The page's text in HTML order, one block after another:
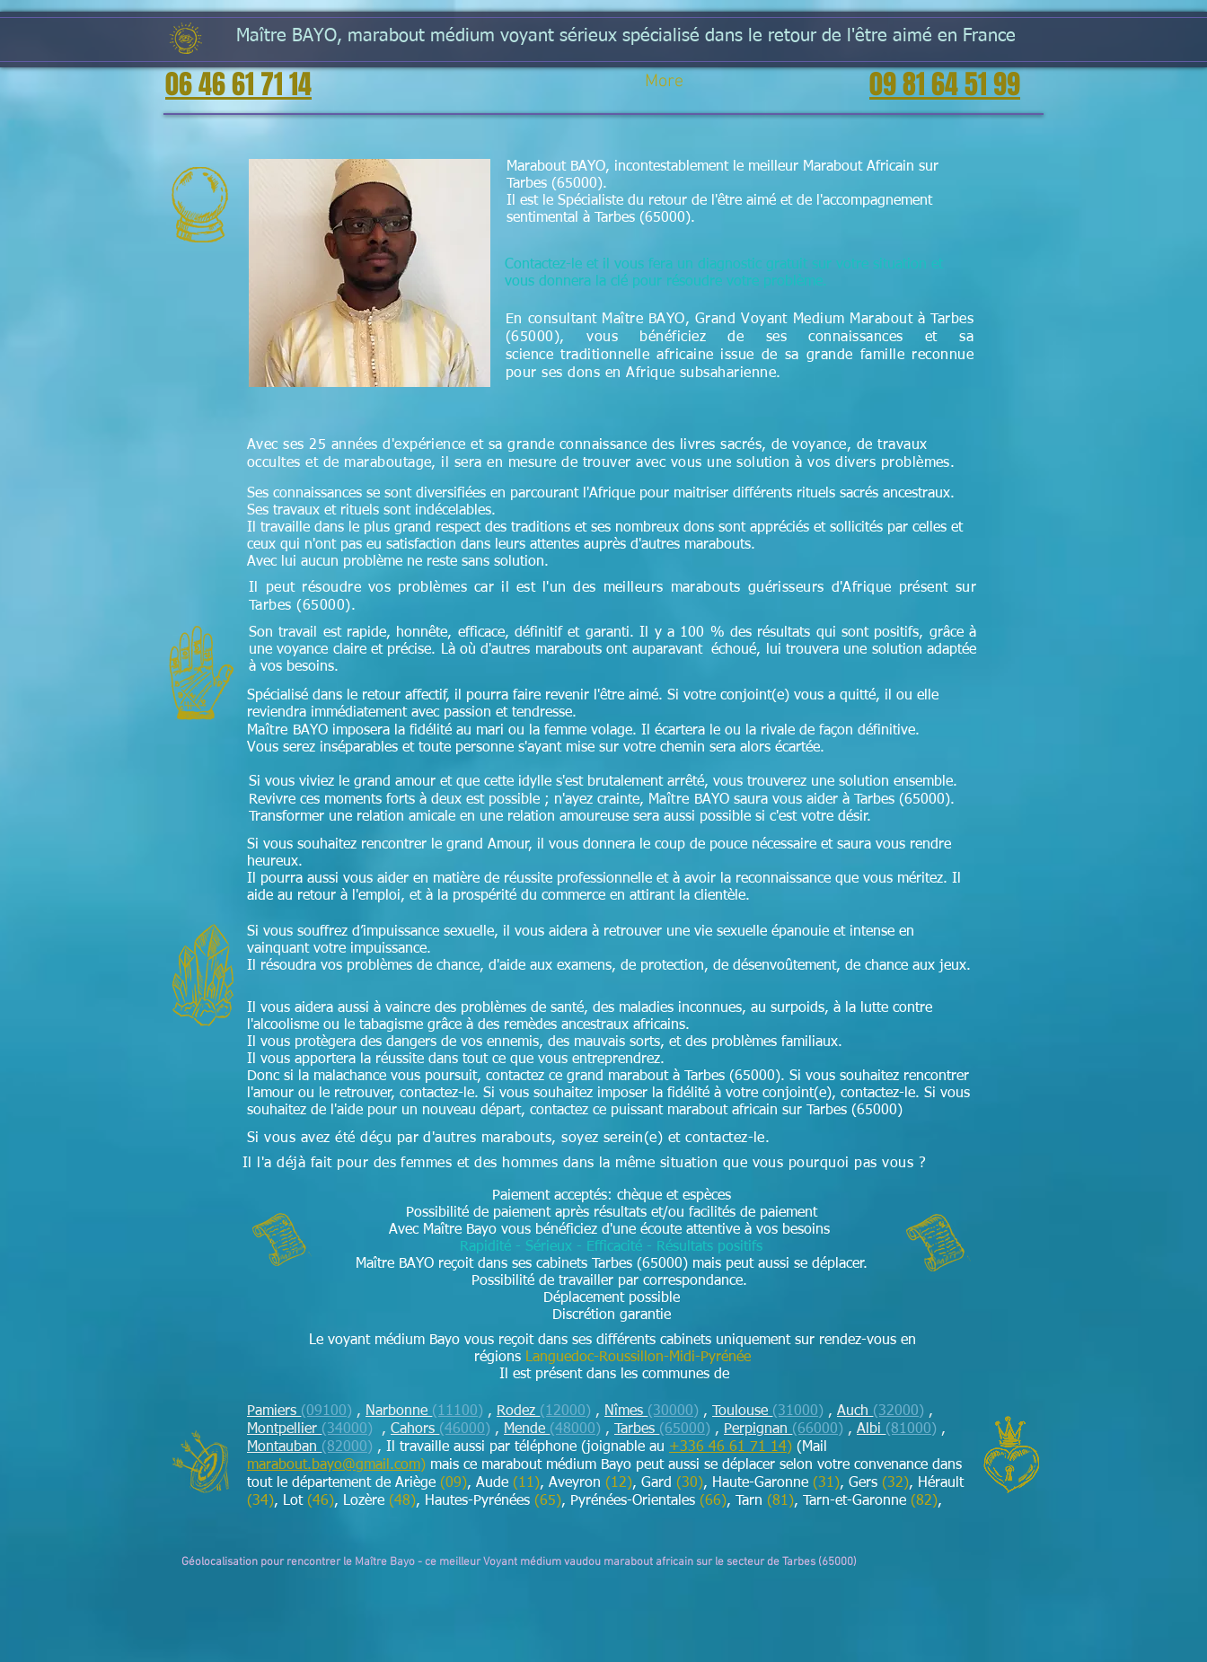
Maître BAYO, marabout médium voyant sérieux spécialisé dans le retour de l'être aimé en France
06 46 61 71 14 More 09 81 64 51 99
Marabout BAYO, incontestablement le meilleur Marabout Africain sur
Tarbes (65000).
Il est le Spécialiste du retour de l'être aimé et de l'accompagnement
sentimental à Tarbes (65000).
Contactez-le et il vous fera un diagnostic gratuit sur votre situation et
vous donnera la clé pour résoudre votre problème.
En consultant Maître BAYO, Grand Voyant Medium Marabout à Tarbes
(65000), vous bénéficiez de ses connaissances et sa
sciencetraditionnelle africaine issue de sa grande famille reconnue
pour ses dons en Afrique subsaharienne.
Avec ses 25 années d'expérience et sa grande connaissance des livres sacrés, de voyance, de travaux
occultes et de maraboutage, il sera en mesure de trouver avec vous une solution à vos divers problèmes.
Ses connaissances se sont diversifiées en parcourant l'Afrique pour maitriser différents rituels sacrés ancestraux.
Ses travaux et rituels sont indécelables.
Il travaille dans le plus grand respect des traditions et ses nombreux dons sont appréciés et sollicités par celles et
ceux qui n'ont pas eu satisfaction dans leurs attentes auprès d'autres marabouts.
Avec lui aucun problème ne reste sans solution.
Il peut résoudre vos problèmes car il est l'un des meilleurs marabouts guérisseurs d'Afrique présent sur
Tarbes (65000).
Son travail est rapide, honnête, efficace, définitif et garanti. Il y a 100 % des résultats qui sont positifs, grâce à
une voyance claire et précise. Là où d'autres marabouts ont auparavant échoué, lui trouvera une solution adaptée
à vos besoins.
Spécialisé dans le retour affectif, il pourra faire revenir l'être aimé. Si votre conjoint(e) vous a quitté, il ou elle
reviendra immédiatement avec passion et tendresse.
Maître BAYO imposera la fidélité au mari ou la femme volage. Il écartera le ou la rivale de façon définitive.
Vous serez inséparables et toute personne s'ayant mise sur votre chemin sera alors écartée.
Si vous viviez le grand amour et que cette idylle s'est brutalement arrêté, vous trouverez une solution ensemble.
Revivre ces moments forts à deux est possible ; n'ayez crainte, Maître BAYO saura vous aider à Tarbes (65000).
Transformer une relation amicale en une relation amoureuse sera aussi possible si c'est votre désir.
Si vous souhaitez rencontrer le grand Amour, il vous donnera le coup de pouce nécessaire et saura vous rendre
heureux.
Il pourra aussi vous aider en matière de réussite professionnelle et à avoir la reconnaissance que vous méritez. Il
aide au retour à l'emploi, et à la prospérité du commerce en attirant la clientèle.
Si vous souffrez d’impuissance sexuelle, il vous aidera à retrouver une vie sexuelle épanouie et intense en
vainquant votre impuissance.
Il résoudra vos problèmes de chance, d'aide aux examens, de protection, de désenvoûtement, de chance aux jeux.
Il vous aidera aussi à vaincre des problèmes de santé, des maladies inconnues, au surpoids, à la lutte contre
l'alcoolisme ou le tabagisme grâce à des remèdes ancestraux africains.
Il vous protègera des dangers de vos ennemis, des mauvais sorts, et des problèmes familiaux.
Il vous apportera la réussite dans tout ce que vous entreprendrez.
Donc si la malachance vous poursuit, contactez ce grand marabout à Tarbes (65000). Si vous souhaitez rencontrer
l'amour ou le retrouver, contactez-le. Si vous souhaitez imposer la fidélité à votre conjoint(e), contactez-le. Si vous
souhaitez de l'aide pour un nouveau départ, contactez ce puissant marabout africain sur Tarbes (65000)
Si vous avez été déçu par d'autres marabouts, soyez serein(e) et contactez-le.
Il l'a déjà fait pour des femmes et des hommes dans la même situation que vous pourquoi pas vous ?
Paiement acceptés: chèque et espèces
Possibilité de paiement après résultats et/ou facilités de paiement
Avec Maître Bayo vous bénéficiez d'une écoute attentive à vos besoins
Rapidité - Sérieux - Efficacité - Résultats positifs
Maître BAYO reçoit dans ses cabinets Tarbes (65000) mais peut aussi se déplacer.
Possibilité de travailler par correspondance.
Déplacement possible
Discrétion garantie
Le voyant médium Bayo vous reçoit dans ses différents cabinets uniquement sur rendez-vous en
régions Languedoc-Roussillon-Midi-Pyrénée
Il est présent dans les communes de
Pamiers (09100) , Narbonne (11100) , Rodez (12000) , Nîmes (30000) , Toulouse (31000) , Auch (32000) ,
Montpellier (34000) , Cahors (46000) , Mende (48000) , Tarbes (65000) , Perpignan (66000) , Albi (81000) ,
Montauban (82000) , Il travaille aussi par téléphone (joignable au +336 46 61 71 14) (Mail
marabout.bayo@gmail.com) mais ce marabout médium Bayo peut aussi se déplacer selon votre convenance dans
tout le département de Ariège (09), Aude (11), Aveyron (12), Gard (30), Haute-Garonne (31), Gers (32), Hérault
(34), Lot (46), Lozère (48), Hautes-Pyrénées (65), Pyrénées-Orientales (66), Tarn (81), Tarn-et-Garonne (82),
Géolocalisation pour rencontrer le Maître Bayo - ce meilleur Voyant médium vaudou marabout africain sur le secteur de Tarbes (65000)